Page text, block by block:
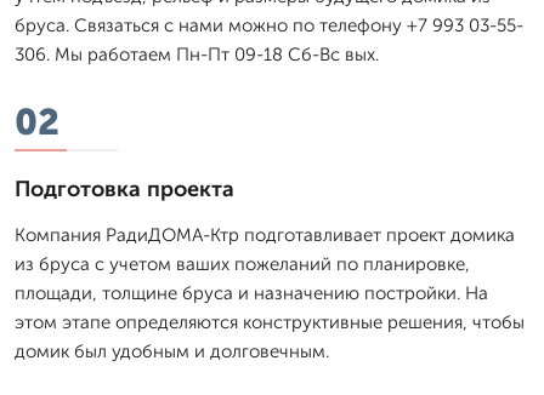
бруса. Связаться с нами можно по телефону +7 993 03-55-
306. Мы работаем Пн-Пт 09-18 Сб-Вс вых.
02
Подготовка проекта
Компания РадиДОМА-Ктр подготавливает проект домика
из бруса с учетом ваших пожеланий по планировке,
площади, толщине бруса и назначению постройки. На
этом этапе определяются конструктивные решения, чтобы
домик был удобным и долговечным.